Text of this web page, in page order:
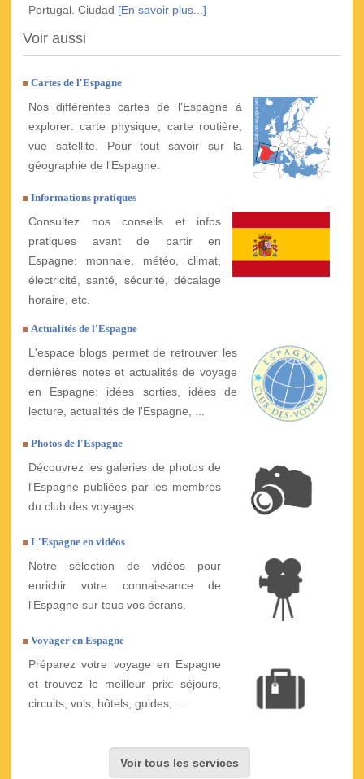
Portugal. Ciudad [En savoir plus...]
Voir aussi
Cartes de l'Espagne
Nos différentes cartes de l'Espagne à
explorer: carte physique, carte routière,
vue satellite. Pour tout savoir sur la
géographie de l'Espagne.
Informations pratiques
Consultez nos conseils et infos
pratiques avant de partir en
Espagne: monnaie, météo, climat,
électricité, santé, sécurité, décalage
horaire, etc.
Actualités de l'Espagne
L'espace blogs permet de retrouver les
dernières notes et actualités de voyage
en Espagne: idées sorties, idées de
lecture, actualités de l'Espagne, ...
Photos de l'Espagne
Découvrez les galeries de photos de
l'Espagne publiées par les membres
du club des voyages.
L'Espagne en vidéos
Notre sélection de vidéos pour
enrichir votre connaissance de
l'Espagne sur tous vos écrans.
Voyager en Espagne
Préparez votre voyage en Espagne
et trouvez le meilleur prix: séjours,
circuits, vols, hôtels, guides, ...
Voir tous les services